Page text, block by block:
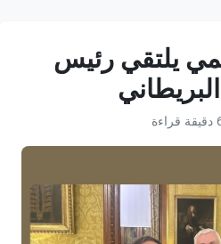
يلتقي رئيس